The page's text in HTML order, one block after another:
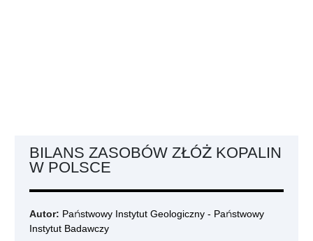
BILANS ZASOBÓW ZŁÓŻ KOPALIN
W POLSCE
Autor: Państwowy Instytut Geologiczny - Państwowy
Instytut Badawczy